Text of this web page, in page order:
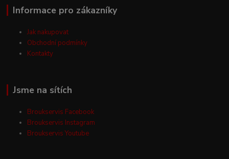
Informace pro zákazníky
Jak nakupovat
Obchodní podmínky
Kontakty
Jsme na sítích
Broukservis Facebook
Broukservis Instagram
Broukservis Youtube